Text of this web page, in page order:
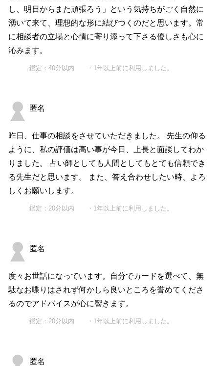
し、明日からまた頑張ろう」という気持ちがごく自然に
湧いて来て、理想的な形に結びつくのだと思います。常
に相談者の立場と心情に寄り添って下さる優しさも心に
沁みます。
鑑定：40分以内 ・1年以上前に利用しました。
匿名
昨日、仕事の相談をさせていただきました。 先生の仰る
ように、私の評価は高い事が今日、上長と面談してわか
りました。 占い師としても人間としてもとても信頼でき
る先生だと思います。 また、答え合わせしたい時、よろ
しくお願いします。
鑑定：20分以内 ・1年以上前に利用しました。
匿名
度々お世話になっています。自分でカードを選べて、無
駄なお喋りはされず何かしら良いところを誉めてくださ
るのでアドバイスが心に響きます。
鑑定：20分以内 ・1年以上前に利用しました。
匿名